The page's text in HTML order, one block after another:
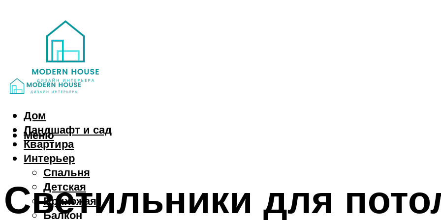
Дом
Ландшафт и сад
Квартира
Интерьер
Спальня
Детская
Прихожая
Балкон
Меню
Светильники для